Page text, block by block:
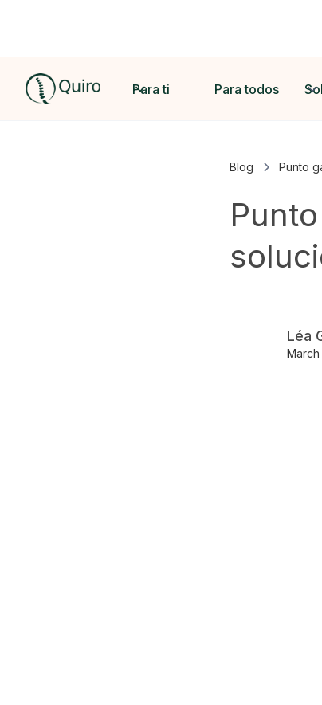
Para ti Para todos
Blog Punto
Léa
March